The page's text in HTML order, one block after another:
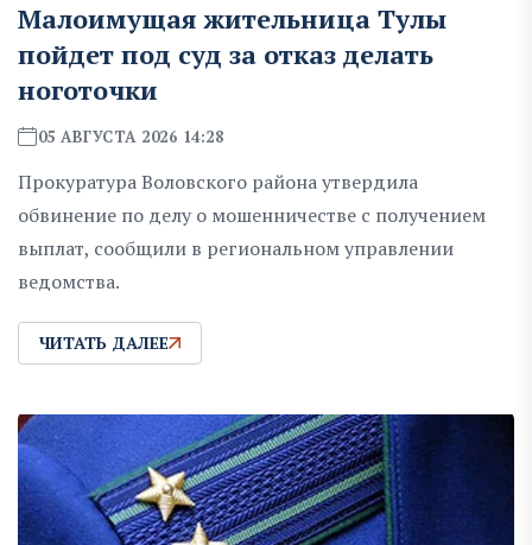
Малоимущая жительница Тулы
пойдет под суд за отказ делать
ноготочки
05 АВГУСТА 2026 14:28
Прокуратура Воловского района утвердила
обвинение по делу о мошенничестве с получением
выплат, сообщили в региональном управлении
ведомства.
ЧИТАТЬ ДАЛЕЕ